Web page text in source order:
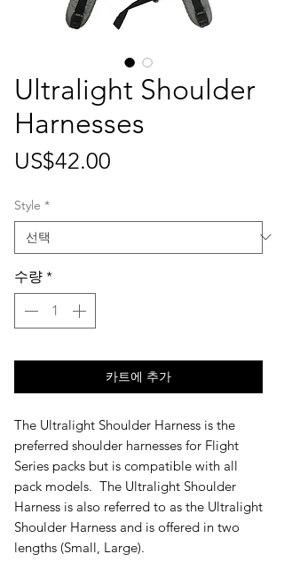
Ultralight Shoulder
Harnesses
US$42.00
Style *
수량 *
카트에 추가
The Ultralight Shoulder Harness is the
preferred shoulder harnesses for Flight
Series packs but is compatible with all
pack models. The Ultralight Shoulder
Harness is also referred to as the Ultralight
Shoulder Harness and is offered in two
lengths (Small, Large).